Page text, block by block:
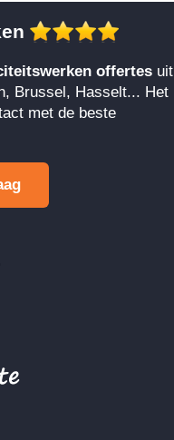
offertes uit
Brussel, Hasselt... Het
met de beste